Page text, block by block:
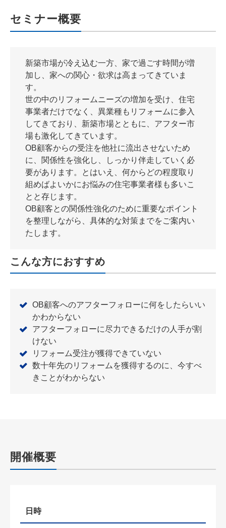
セミナー概要
新築市場が冷え込む一方、家で過ごす時間が増
加し、家への関心・欲求は高まってきていま
す。
世の中のリフォームニーズの増加を受け、住宅
事業者だけでなく、異業種もリフォームに参入
してきており、新築市場とともに、アフター市
場も激化してきています。
OB顧客からの受注を他社に流出させないため
に、関係性を強化し、しっかり伴走していく必
要があります。とはいえ、何からどの程度取り
組めばよいかにお悩みの住宅事業者様も多いこ
とと存じます。
OB顧客との関係性強化のために重要なポイント
を整理しながら、具体的な対策までをご案内い
たします。
こんな方におすすめ
OB顧客へのアフターフォローに何をしたらいい
かわからない
アフターフォローに尽力できるだけの人手が割
けない
リフォーム受注が獲得できていない
数十年先のリフォームを獲得するのに、今すべ
きことがわからない
開催概要
日時